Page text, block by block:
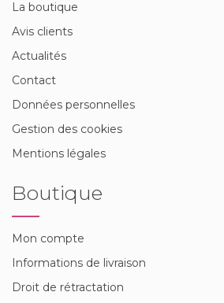
La boutique
Avis clients
Actualités
Contact
Données personnelles
Gestion des cookies
Mentions légales
Boutique
Mon compte
Informations de livraison
Droit de rétractation